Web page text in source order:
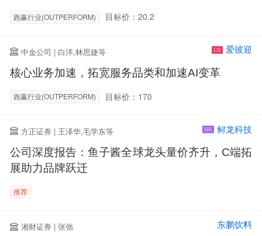
跑赢行业(OUTPERFORM) 目标价：20.2
中金公司 | 白洋,林思婕等 US 爱彼迎
核心业务加速，拓宽服务品类和加速AI变革
跑赢行业(OUTPERFORM) 目标价：170
方正证券 | 王泽华,毛学东等 HK 鲟龙科技
公司深度报告：鱼子酱全球龙头量价齐升，C端拓
展助力品牌跃迁
推荐
湘财证券 | 张弛 东鹏饮料